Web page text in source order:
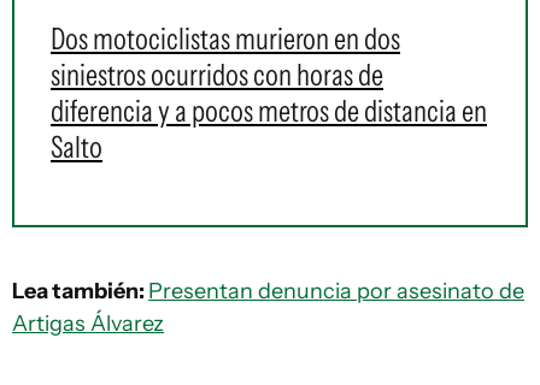
Dos motociclistas murieron en dos
siniestros ocurridos con horas de
diferencia y a pocos metros de distancia en
Salto
Lea también: Presentan denuncia por asesinato de
Artigas Álvarez